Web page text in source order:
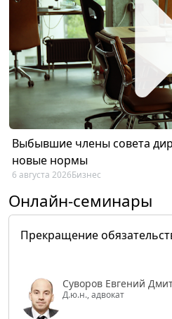
Выбывшие члены совета
новые нормы
6 августа 2026Бизнес
Онлайн-семинары
Прекращение
Суворов Евгений
Д.ю.н., адвокат